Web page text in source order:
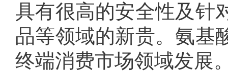
具有很高的安全性及针
品等领域的新贵。氨基
终端消费市场领域发展